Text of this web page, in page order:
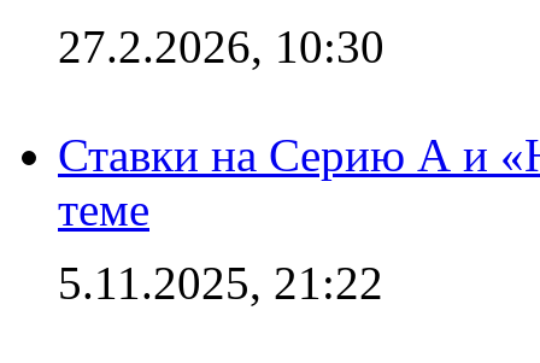
27.2.2026, 10:30
Ставки на Серию А и
теме
5.11.2025, 21:22